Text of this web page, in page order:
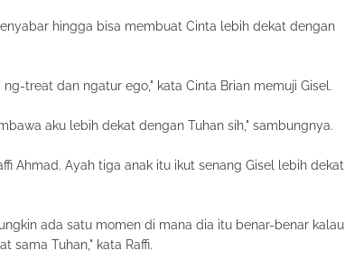
hingga bisa membuat Cinta lebih dekat dengan
treat dan ngatur ego," kata Cinta Brian memuji Gisel.
aku lebih dekat dengan Tuhan sih," sambungnya.
Ahmad. Ayah tiga anak itu ikut senang Gisel lebih dekat
ada satu momen di mana dia itu benar-benar kalau
sama Tuhan," kata Raffi.